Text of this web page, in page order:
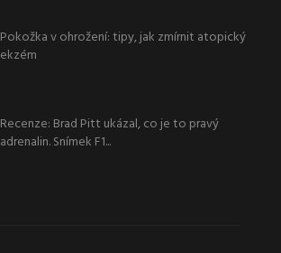
Pokožka v ohrožení: tipy, jak zmírnit atopický
ekzém
Recenze: Brad Pitt ukázal, co je to pravý
adrenalin. Snímek F1...